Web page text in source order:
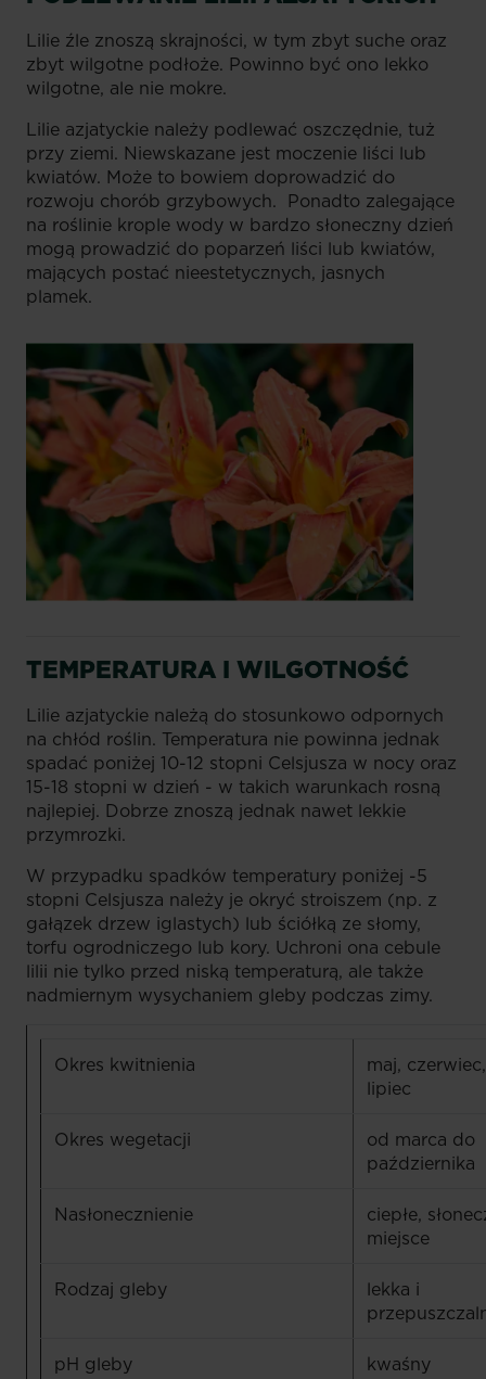
Lilie źle znoszą skrajności, w tym zbyt suche oraz
zbyt wilgotne podłoże. Powinno być ono lekko
wilgotne, ale nie mokre.
Lilie azjatyckie należy podlewać oszczędnie, tuż
przy ziemi. Niewskazane jest moczenie liści lub
kwiatów. Może to bowiem doprowadzić do
rozwoju chorób grzybowych. Ponadto zalegające
na roślinie krople wody w bardzo słoneczny dzień
mogą prowadzić do poparzeń liści lub kwiatów,
mających postać nieestetycznych, jasnych
plamek.
TEMPERATURA I WILGOTNOŚĆ
Lilie azjatyckie należą do stosunkowo odpornych
na chłód roślin. Temperatura nie powinna jednak
spadać poniżej 10-12 stopni Celsjusza w nocy oraz
15-18 stopni w dzień - w takich warunkach rosną
najlepiej. Dobrze znoszą jednak nawet lekkie
przymrozki.
W przypadku spadków temperatury poniżej -5
stopni Celsjusza należy je okryć stroiszem (np. z
gałązek drzew iglastych) lub ściółką ze słomy,
torfu ogrodniczego lub kory. Uchroni ona cebule
lilii nie tylko przed niską temperaturą, ale także
nadmiernym wysychaniem gleby podczas zimy.
Okres kwitnienia
maj, czerwiec,
lipiec
Okres wegetacji
od marca do
października
Nasłonecznienie
ciepłe,
miejsce
Rodzaj gleby
lekka i
pH gleby kwaśny